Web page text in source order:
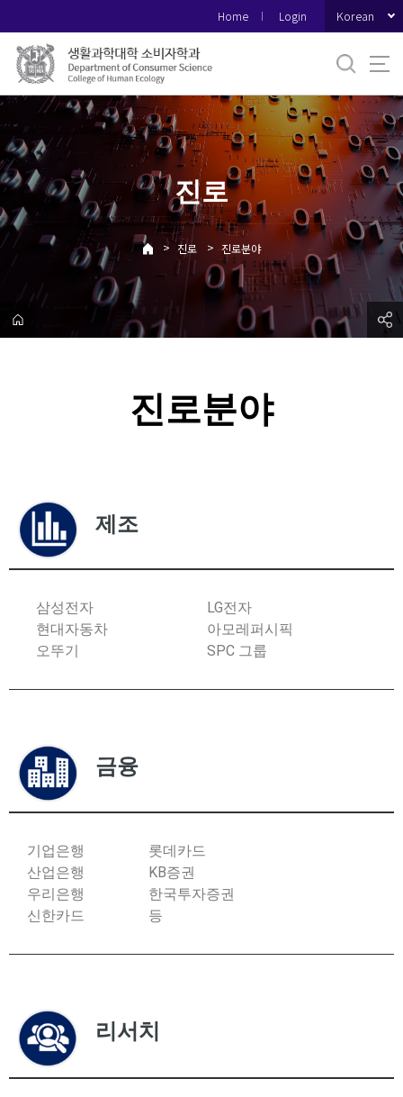
로
메
뉴
Home Login Korean
진로
> 진로 > 진로분야
진로분야
제조
삼성전자
현대자동차
오뚜기
LG전자
아모레퍼시픽
SPC 그룹
금융
기업은행
산업은행
우리은행
신한카드
롯데카드
KB증권
한국투자증권
등
리서치